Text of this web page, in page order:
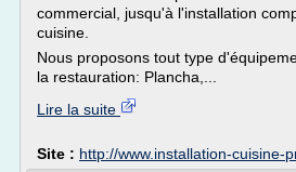
commercial, jusqu'à l'installation
cuisine.
Nous proposons tout type
la restauration: Plancha,...
Lire la suite
Site : http://www.installation-cuisine-